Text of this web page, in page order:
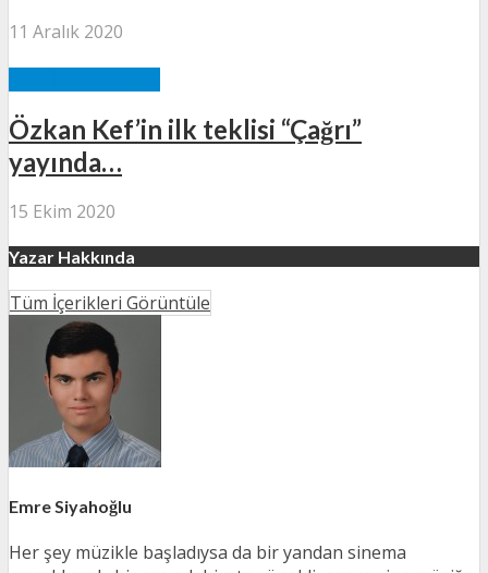
11 Aralık 2020
Özkan Kef’in ilk teklisi “Çağrı”
yayında…
15 Ekim 2020
Yazar Hakkında
Tüm İçerikleri Görüntüle
Emre Siyahoğlu
Her şey müzikle başladıysa da bir yandan sinema